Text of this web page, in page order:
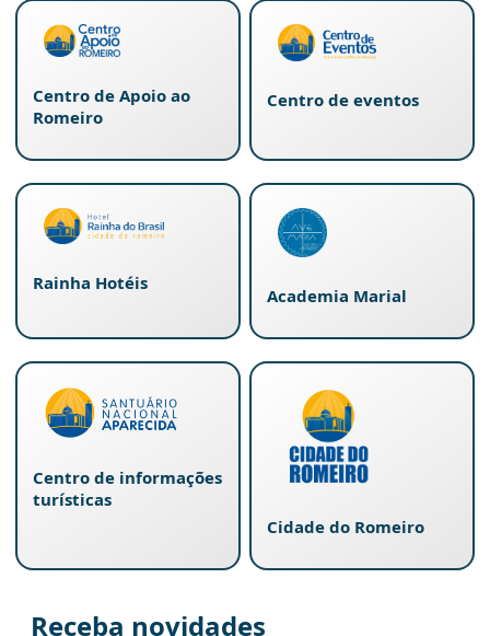
Centro de Apoio ao
Romeiro
Centro de eventos
Rainha Hotéis
Academia Marial
Centro de informações
turísticas
Cidade do Romeiro
Receba novidades